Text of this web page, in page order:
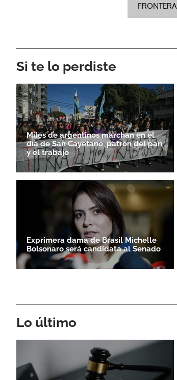
FRONTERA
Si te lo perdiste
Miles de argentinos marchan en el
día de San Cayetano, patrón del pan
y el trabajo
Exprimera dama de Brasil Michelle
Bolsonaro será candidata al Senado
Lo último